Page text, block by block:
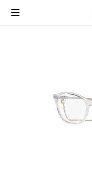
